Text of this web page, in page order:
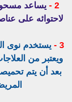
2 -
يساعد
لاحتوائه على
3 -
يستخدم نوى
ويعتبر من
بعد أن يتم